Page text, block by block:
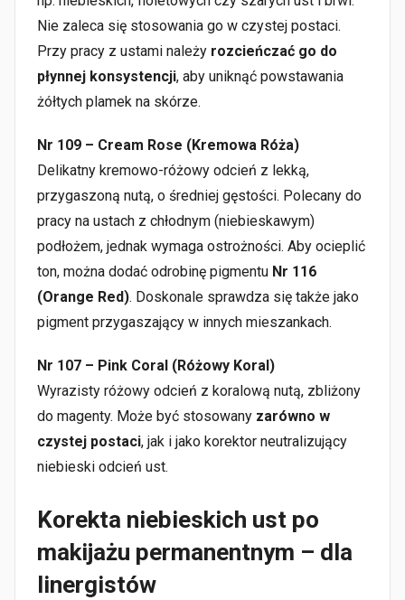
Nie zaleca się stosowania go w czystej postaci.
Przy pracy z ustami należy rozcieńczać go do
płynnej konsystencji, aby uniknąć powstawania
żółtych plamek na skórze.
Nr 109 – Cream Rose (Kremowa Róża)
Delikatny kremowo-różowy odcień z lekką,
przygaszoną nutą, o średniej gęstości. Polecany do
pracy na ustach z chłodnym (niebieskawym)
podłożem, jednak wymaga ostrożności. Aby ocieplić
ton, można dodać odrobinę pigmentu Nr 116
(Orange Red). Doskonale sprawdza się także jako
pigment przygaszający w innych mieszankach.
Nr 107 – Pink Coral (Różowy Koral)
Wyrazisty różowy odcień z koralową nutą, zbliżony
do magenty. Może być stosowany zarówno w
czystej postaci, jak i jako korektor neutralizujący
niebieski odcień ust.
Korekta niebieskich ust po
makijażu permanentnym – dla
linergistów